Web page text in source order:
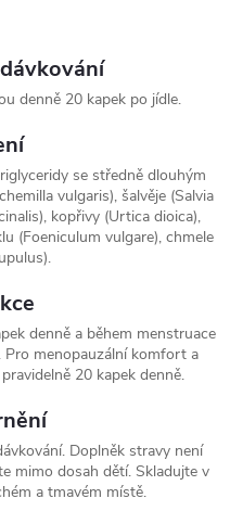
denně 20 kapek po jídle.
se středně dlouhým
vulgaris), šalvěje (Salvia
kopřivy (Urtica dioica),
(Foeniculum vulgare), chmele
denně a během menstruace
Pro menopauzální komfort a
20 kapek denně.
Doplněk stravy není
mimo dosah dětí. Skladujte v
a tmavém místě.